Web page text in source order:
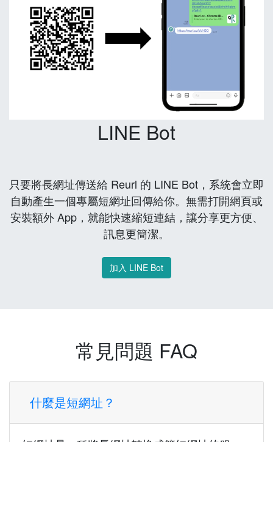
LINE Bot
只要將長網址傳送給 Reurl 的 LINE Bot，系統會立即
自動產生一個專屬短網址回傳給你。無需打開網頁或
安裝額外 App，就能快速縮短連結，讓分享更方便、
訊息更簡潔。
加入 LINE Bot
常見問題 FAQ
什麼是短網址？
短網址是一種將長網址轉換成簡短網址的服